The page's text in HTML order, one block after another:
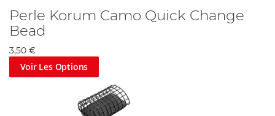
Perle Korum Camo Quick Change
Bead
3,50 €
Voir Les Options